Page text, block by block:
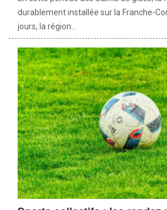
durablement installée sur la Franche-
jours, la région...